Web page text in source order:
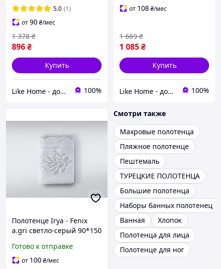
5.0 (1)
от90₴/мес
896₴
1 378 ₴
Купить
Like Home - домашний уют для всей семьи. Будьте как дома 🤗 100%
от 108₴/мес
1 085₴
1 669 ₴
Купить
Like Home - домашний уют для всей семьи. Будьте как дома 🤗 100%
Полотенце Irya - Fenix
a.gri светло-серый 90*150
Готово к отправке
от 100₴/мес
Смотри также
Махровые полотенца
Пляжное полотенце
Пештемаль
ТУРЕЦКИЕ ПОЛОТЕНЦА
Большие полотенца
Наборы банных полотенец
Ванная
Хлопок
Полотенца для лица
Полотенце для ног